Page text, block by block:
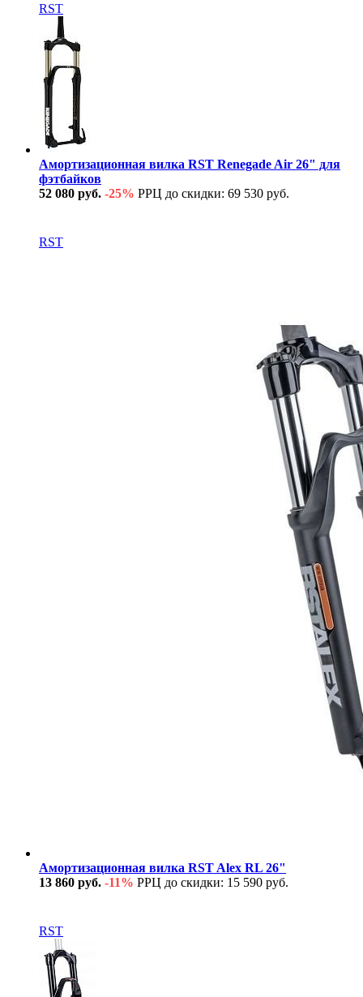
RST
Амортизационная вилка RST Renegade Air 26" для
фэтбайков
52 080 руб. -25% РРЦ до скидки: 69 530 руб.
RST
Амортизационная вилка RST Alex RL 26"
13 860 руб. -11% РРЦ до скидки: 15 590 руб.
RST